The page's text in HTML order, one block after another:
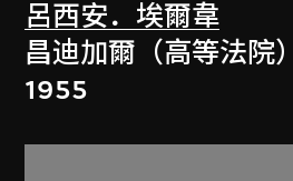
呂西安．埃爾韋
昌迪加爾（高等法院）
1955